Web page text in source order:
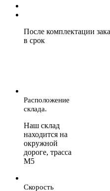
После комплектации
в срок
Расположение
склада.
Наш склад
находится на
окружной
дороге, трасса
М5
Скорость